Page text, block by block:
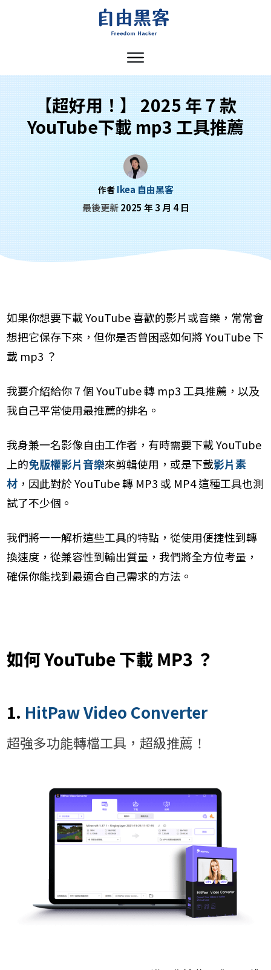
【超好用！】 2025 年 7 款
YouTube下載 mp3 工具推薦
作者 Ikea 自由黑客
最後更新2025 年 3 月 4 日
如果你想要下載 YouTube 喜歡的影片或音樂，常常會
想把它保存下來，但你是否曾困惑如何將 YouTube 下
載 mp3 ？
我要介紹給你 7 個 YouTube 轉 mp3 工具推薦，以及
我自己平常使用最推薦的排名。
我身兼一名影像自由工作者，有時需要下載 YouTube
上的免版權影片音樂來剪輯使用，或是下載影片素
材 ，因此對於 YouTube 轉 MP3 或 MP4 這種工具也測
試了不少個。
我們將一一解析這些工具的特點，從使用便捷性到轉
換速度，從兼容性到輸出質量，我們將全方位考量，
確保你能找到最適合自己需求的方法。
如何 YouTube 下載 MP3 ？
1. HitPaw Video Converter
超強多功能轉檔工具，超級推薦！